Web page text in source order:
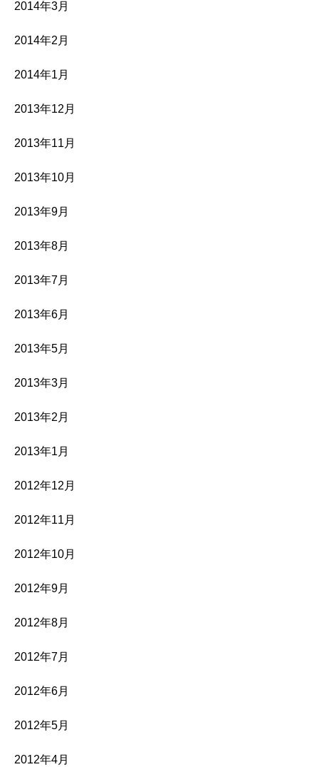
2014年3月
2014年2月
2014年1月
2013年12月
2013年11月
2013年10月
2013年9月
2013年8月
2013年7月
2013年6月
2013年5月
2013年3月
2013年2月
2013年1月
2012年12月
2012年11月
2012年10月
2012年9月
2012年8月
2012年7月
2012年6月
2012年5月
2012年4月